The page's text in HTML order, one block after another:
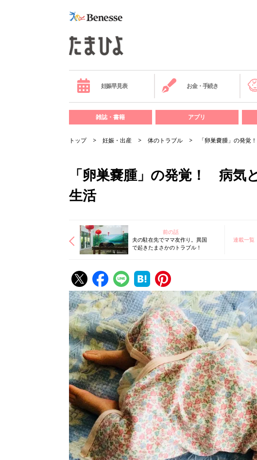
妊娠早見表 お金・手続き
雑誌・書籍 アプリ
トップ 妊娠・出産 体のトラブル 「卵巣嚢腫」の発
「卵巣嚢腫」の発覚！ 病気
生活
前の話
夫の駐在先でママ友作り。異国
で起きたまさかのトラブル！
連載一覧